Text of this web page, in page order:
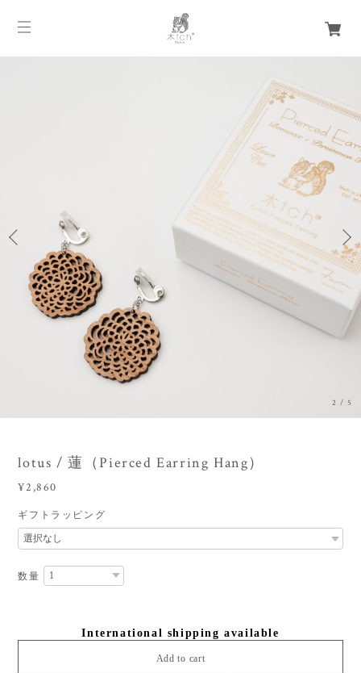
3 /5
lotus / 蓮（Pierced Earring Hang）
¥2,860
ギフトラッピング
数量
International shipping available
Add to cart